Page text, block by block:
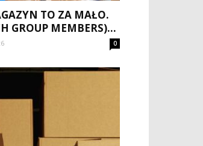
TO ZA MAŁO.
GROUP MEMBERS)...
0